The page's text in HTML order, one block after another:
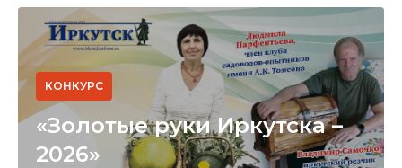
КОНКУРС
«Золотые руки Иркутска –
2026»